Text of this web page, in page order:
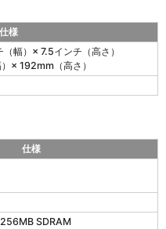
仕様
幅）× 7.5インチ（高さ）
× 192mm（高さ）
仕様
SDRAM